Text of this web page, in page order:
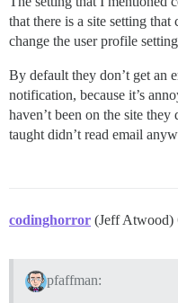
that there is a site setting
change the user profile
By default they don’t get an
notification, because it’s
haven’t been on the site
taught didn’t read email
codinghorror (Jeff Atwood)
pfaffman: